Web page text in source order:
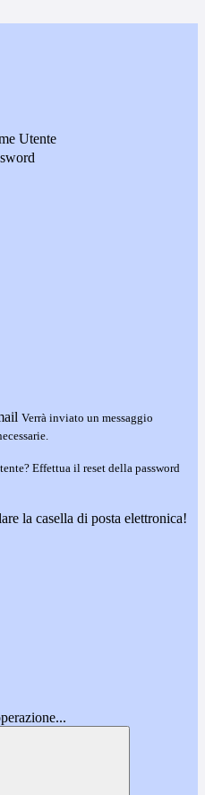
Utente
Verrà inviato un messaggio
Effettua il reset della password
la casella di posta elettronica!